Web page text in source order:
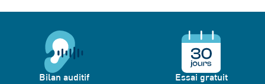
Bilan auditif
Essai gratuit